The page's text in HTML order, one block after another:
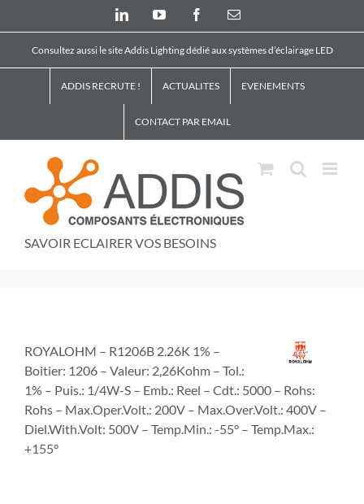
LinkedInYouTube FacebookEmail
Consultez aussi le site Addis Lighting dédié aux systèmes d’éclairage LED
ADDIS RECRUTE ! ACTUALITES EVENEMENTS
CONTACT PAR EMAIL
SAVOIR ECLAIRER VOS BESOINS
ROYALOHM – R1206B 2.26K 1% –
Boitier: 1206 – Valeur: 2,26Kohm – Tol.:
1% – Puis.: 1/4W-S – Emb.: Reel – Cdt.: 5000 – Rohs:
Rohs – Max.Oper.Volt.: 200V – Max.Over.Volt.: 400V –
Diel.With.Volt: 500V – Temp.Min.: -55° – Temp.Max.:
+155°